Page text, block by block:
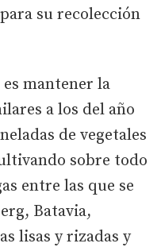
su recolección
es mantener la
a los del año
de vegetales
sobre todo
entre las que se
Batavia,
lisas y rizadas y